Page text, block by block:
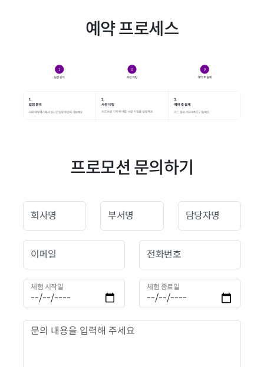
예약 프로세스
프로모션 문의하기
회사명 부서명 담당자명
이메일 전화번호
체험 시작일 체험 종료일